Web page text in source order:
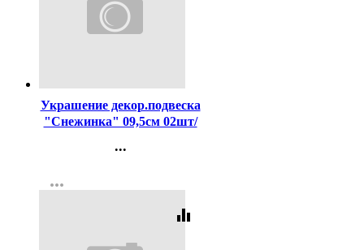
Украшение декор.подвеска
"Снежинка" 09,5см 02шт/
...
Регистрация
more_horiz
equalizer